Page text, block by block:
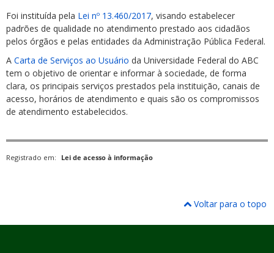
Foi instituída pela Lei nº 13.460/2017, visando estabelecer
padrões de qualidade no atendimento prestado aos cidadãos
pelos órgãos e pelas entidades da Administração Pública Federal.
A Carta de Serviços ao Usuário da Universidade Federal do ABC
tem o objetivo de orientar e informar à sociedade, de forma
clara, os principais serviços prestados pela instituição, canais de
acesso, horários de atendimento e quais são os compromissos
de atendimento estabelecidos.
Registrado em: Lei de acesso à informação
Voltar para o topo